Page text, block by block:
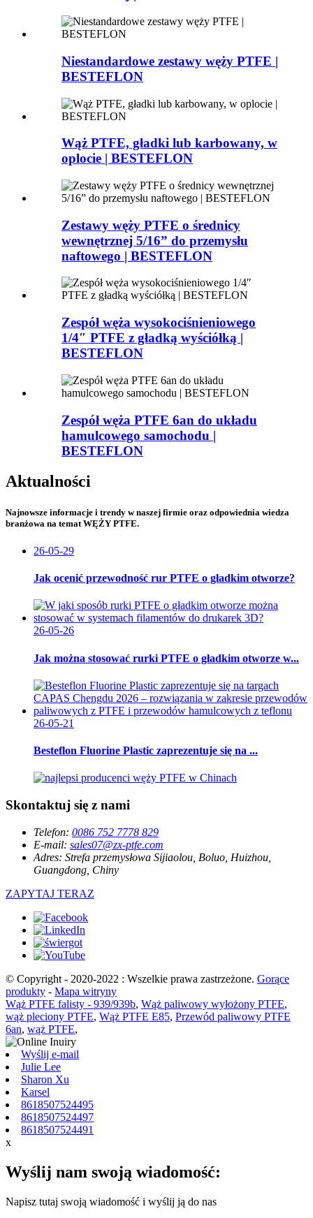
Niestandardowe zestawy węży PTFE |
BESTEFLON
Wąż PTFE, gładki lub karbowany, w
oplocie | BESTEFLON
Zestawy węży PTFE o średnicy
wewnętrznej 5/16” do przemysłu
naftowego | BESTEFLON
Zespół węża wysokociśnieniowego
1/4″ PTFE z gładką wyściółką |
BESTEFLON
Zespół węża PTFE 6an do układu
hamulcowego samochodu |
BESTEFLON
Aktualności
Najnowsze informacje i trendy w naszej firmie oraz odpowiednia wiedza
branżowa na temat WĘŻY PTFE.
26-05-29
Jak ocenić przewodność rur PTFE o gładkim otworze?
26-05-26
Jak można stosować rurki PTFE o gładkim otworze w...
26-05-21
Besteflon Fluorine Plastic zaprezentuje się na ...
Skontaktuj się z nami
Telefon: 0086 752 7778 829
E-mail: sales07@zx-ptfe.com
Adres: Strefa przemysłowa Sijiaolou, Boluo, Huizhou,
Guangdong, Chiny
ZAPYTAJ TERAZ
© Copyright - 2020-2022 : Wszelkie prawa zastrzeżone. Gorące
produkty - Mapa witryny
Wąż PTFE falisty - 939/939b, Wąż paliwowy wyłożony PTFE,
wąż pleciony PTFE, Wąż PTFE E85, Przewód paliwowy PTFE
6an, wąż PTFE,
Wyślij e-mail
Julie Lee
Sharon Xu
Karsel
8618507524495
8618507524497
8618507524491
x
Wyślij nam swoją wiadomość:
Napisz tutaj swoją wiadomość i wyślij ją do nas